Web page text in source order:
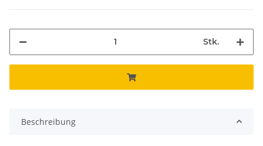
Stk.
Beschreibung